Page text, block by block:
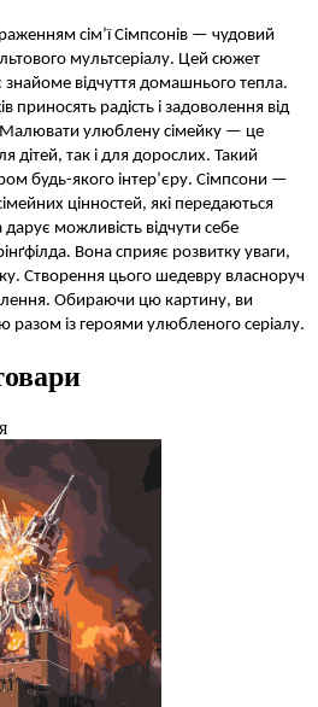
сім’ї Сімпсонів — чудовий
мультсеріалу. Цей сюжет
відчуття домашнього тепла.
приносять радість і задоволення від
улюблену сімейку — це
дітей, так і для дорослих. Такий
будь-якого інтер’єру. Сімпсони —
цінностей, які передаються
можливість відчути себе
Вона сприяє розвитку уваги,
Створення цього шедевру власноруч
Обираючи цю картину, ви
разом із героями улюбленого серіалу.